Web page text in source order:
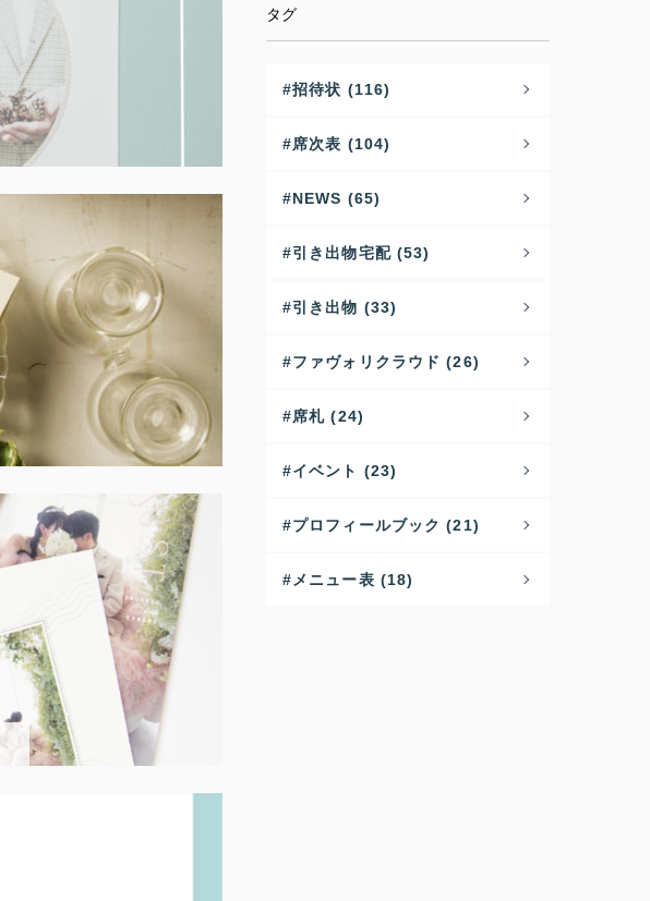
タグ
招待状 (116)
席次表 (104)
NEWS (65)
引き出物宅配 (53)
引き出物 (33)
ファヴォリクラウド (26)
席札 (24)
イベント (23)
プロフィールブック (21)
メニュー表 (18)